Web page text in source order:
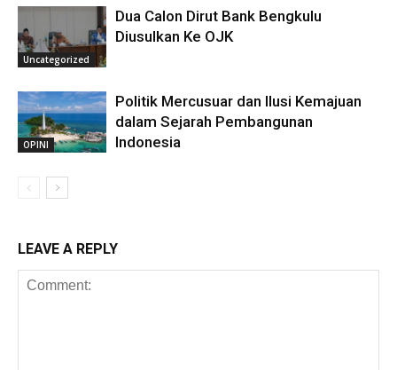
Uncategorized
Dua Calon Dirut Bank Bengkulu
Diusulkan Ke OJK
OPINI
Politik Mercusuar dan Ilusi Kemajuan
dalam Sejarah Pembangunan
Indonesia
LEAVE A REPLY